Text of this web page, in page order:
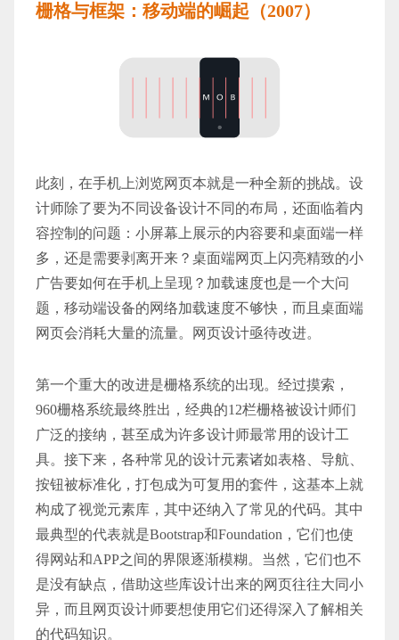
栅格与框架：移动端的崛起（2007）
此刻，在手机上浏览网页本就是一种全新的挑战。设
计师除了要为不同设备设计不同的布局，还面临着内
容控制的问题：小屏幕上展示的内容要和桌面端一样
多，还是需要剥离开来？桌面端网页上闪亮精致的小
广告要如何在手机上呈现？加载速度也是一个大问
题，移动端设备的网络加载速度不够快，而且桌面端
网页会消耗大量的流量。网页设计亟待改进。
第一个重大的改进是栅格系统的出现。经过摸索，
960栅格系统最终胜出，经典的12栏栅格被设计师们
广泛的接纳，甚至成为许多设计师最常用的设计工
具。接下来，各种常见的设计元素诸如表格、导航、
按钮被标准化，打包成为可复用的套件，这基本上就
构成了视觉元素库，其中还纳入了常见的代码。其中
最典型的代表就是Bootstrap和Foundation，它们也使
得网站和APP之间的界限逐渐模糊。当然，它们也不
是没有缺点，借助这些库设计出来的网页往往大同小
异，而且网页设计师要想使用它们还得深入了解相关
的代码知识。